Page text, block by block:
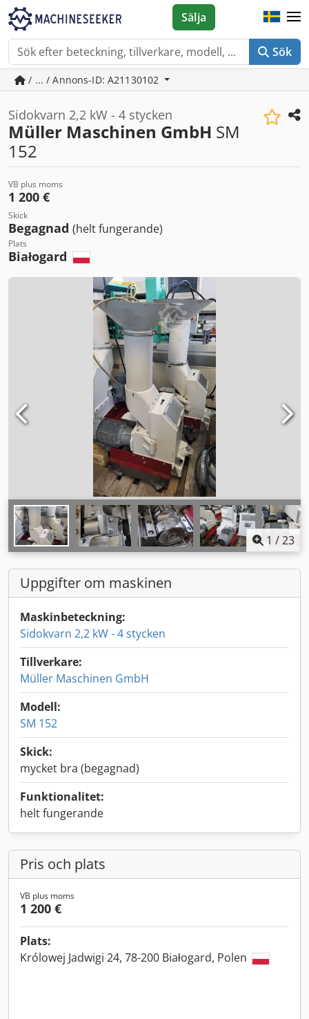
Sök
Sälja
/ ... / Annons-ID: A21130102
Sidokvarn 2,2 kW - 4 stycken
Müller Maschinen GmbH SM
152
VB plus moms
1 200 €
Skick
Begagnad (helt fungerande)
Plats
Białogard
1 /23
Uppgifter om maskinen
Maskinbeteckning:
Sidokvarn 2,2 kW - 4 stycken
Tillverkare:
Müller Maschinen GmbH
Modell:
SM 152
Skick:
mycket bra (begagnad)
Funktionalitet:
helt fungerande
Pris och plats
VB plus moms
1 200 €
Plats:
Królowej Jadwigi 24, 78-200 Białogard, Polen